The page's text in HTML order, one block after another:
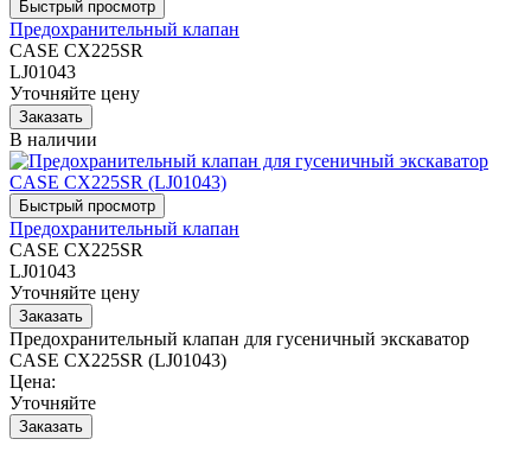
Предохранительный клапан
CASE CX225SR
LJ01043
Уточняйте цену
В наличии
Предохранительный клапан
CASE CX225SR
LJ01043
Уточняйте цену
Предохранительный клапан для гусеничный экскаватор
CASE CX225SR (LJ01043)
Цена:
Уточняйте